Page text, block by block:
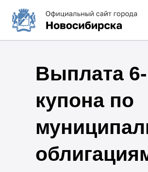
Выплата 6-
купона по